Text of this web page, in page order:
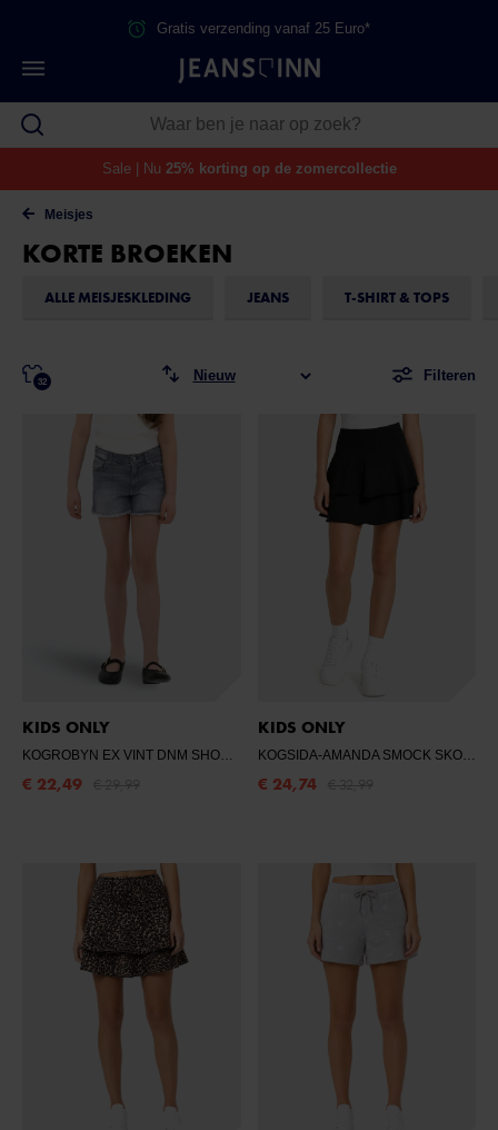
Gratis verzending vanaf 25 Euro*
Sale | Nu 25% korting op de zomercollectie
Meisjes
KORTE BROEKEN
ALLE MEISJESKLEDING JEANS T-SHIRT & TOPS
Filteren
32
KIDS ONLY
KOGROBYN EX VINT DNM SHORTS AZG529 - MEDIUM GREY DENIM
€ 22,49
KIDS ONLY
KOGSIDA-AMANDA SMOCK SKORT CS EX JR
€ 24,74